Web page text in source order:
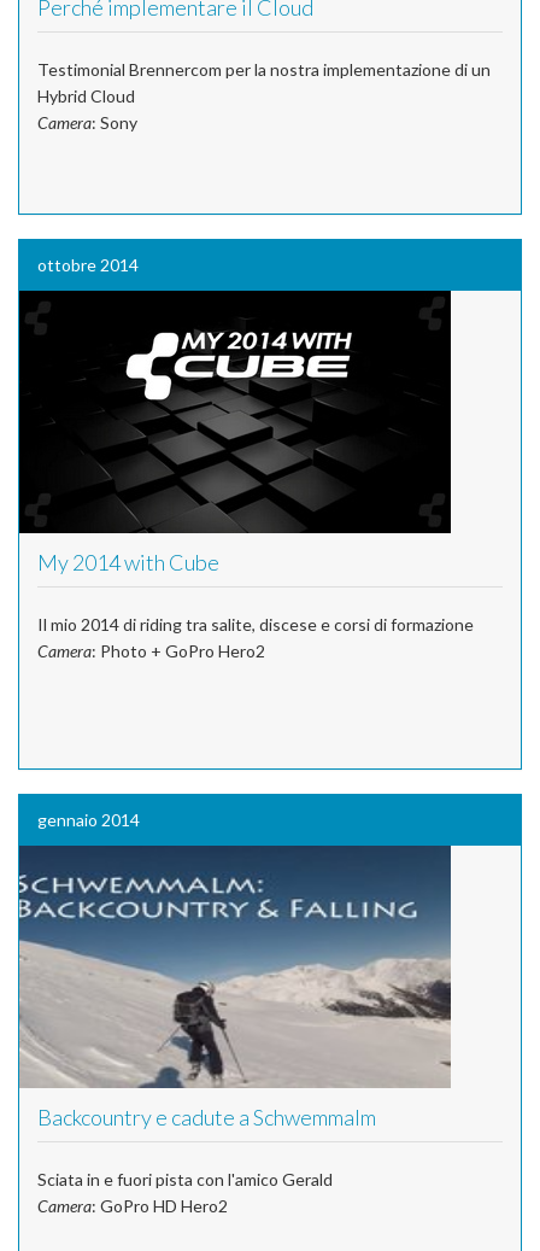
Perché implementare il Cloud
Testimonial Brennercom per la nostra implementazione di un
Hybrid Cloud
Camera: Sony
ottobre 2014
My 2014 with Cube
Il mio 2014 di riding tra salite, discese e corsi di formazione
Camera: Photo + GoPro Hero2
gennaio 2014
Backcountry e cadute a Schwemmalm
Sciata in e fuori pista con l'amico Gerald
Camera: GoPro HD Hero2